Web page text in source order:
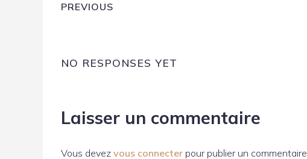
PREVIOUS
NO RESPONSES YET
Laisser un commentaire
Vous devez vous connecter pour publier un commentaire.